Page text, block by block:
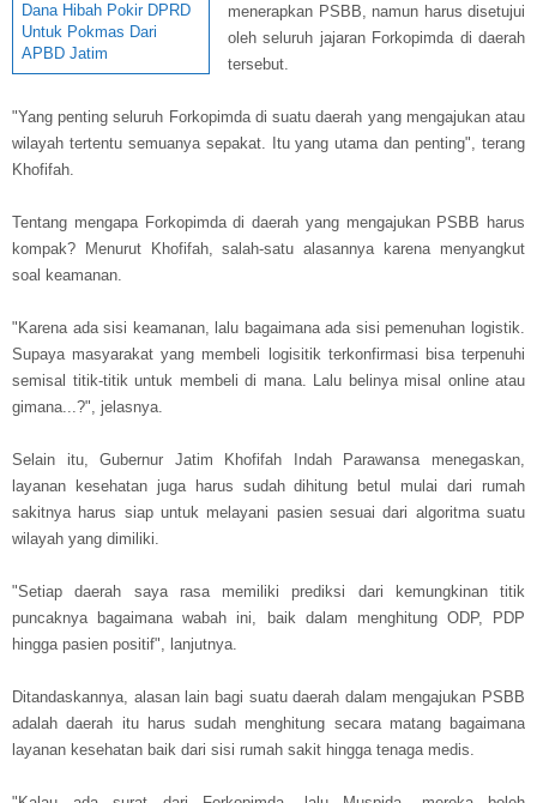
Dana Hibah Pokir DPRD
Untuk Pokmas Dari
APBD Jatim
menerapkan PSBB, namun harus disetujui
oleh seluruh jajaran Forkopimda di daerah
tersebut.
"Yang penting seluruh Forkopimda di suatu daerah yang mengajukan atau
wilayah tertentu semuanya sepakat. Itu yang utama dan penting", terang
Khofifah.
Tentang mengapa Forkopimda di daerah yang mengajukan PSBB harus
kompak? Menurut Khofifah, salah-satu alasannya karena menyangkut
soal keamanan.
"Karena ada sisi keamanan, lalu bagaimana ada sisi pemenuhan logistik.
Supaya masyarakat yang membeli logisitik terkonfirmasi bisa terpenuhi
semisal titik-titik untuk membeli di mana. Lalu belinya misal online atau
gimana...?", jelasnya.
Selain itu, Gubernur Jatim Khofifah Indah Parawansa menegaskan,
layanan kesehatan juga harus sudah dihitung betul mulai dari rumah
sakitnya harus siap untuk melayani pasien sesuai dari algoritma suatu
wilayah yang dimiliki.
"Setiap daerah saya rasa memiliki prediksi dari kemungkinan titik
puncaknya bagaimana wabah ini, baik dalam menghitung ODP, PDP
hingga pasien positif", lanjutnya.
Ditandaskannya, alasan lain bagi suatu daerah dalam mengajukan PSBB
adalah daerah itu harus sudah menghitung secara matang bagaimana
layanan kesehatan baik dari sisi rumah sakit hingga tenaga medis.